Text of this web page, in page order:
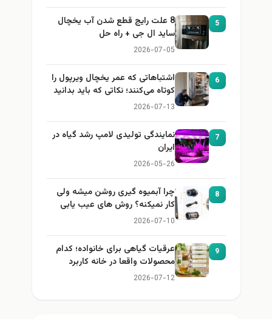
5
8 علت رایج قطع شدن آب یخچال
ساید ال جی + راه حل
2026-07-05
6
اشتباهاتی که عمر یخچال ویرپول را
کوتاه می‌کنند؛ نکاتی که باید بدانید
2026-07-13
7
نمایندگی تولیدی لامپ رشد گیاه در
ایران
2026-05-26
8
چرا آبمیوه گیری روشن میشه ولی
کار نمیکنه؟ روش های عیب یابی
2026-07-10
9
عرقیات گیاهی برای خانواده؛ کدام
محصولات واقعا در خانه کاربرد
دارند؟
2026-07-12